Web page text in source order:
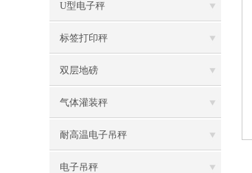
U型电子秤
标签打印秤
双层地磅
气体灌装秤
耐高温电子吊秤
电子吊秤